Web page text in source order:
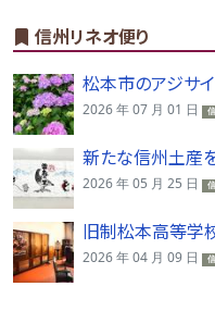
信州リネオ便り
松本市のアジサイ
2026 年 07 月 01 日
新たな信州土産
2026 年 05 月 25 日
旧制松本高等学
2026 年 04 月 09 日